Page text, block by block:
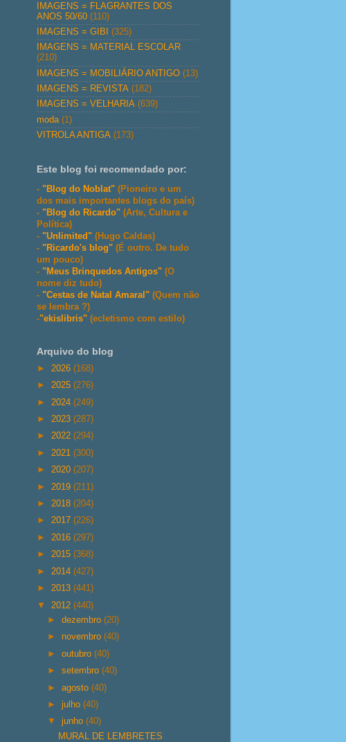
IMAGENS = FLAGRANTES DOS
ANOS 50/60 (110)
IMAGENS = GIBI
(325)
IMAGENS = MATERIAL ESCOLAR
(210)
IMAGENS = MOBILIÁRIO ANTIGO (13)
IMAGENS = REVISTA (182)
IMAGENS = VELHARIA (639)
moda (1)
VITROLA ANTIGA (173)
Este blog foi recomendado por:
- "Blog do Noblat" (Pioneiro e um
dos mais importantes blogs do país)
- "Blog do Ricardo" (Arte, Cultura e
Política)
- "Unlimited" (Hugo Caldas)
- "Ricardo's blog" (É outro. De tudo
um pouco)
- "Meus Brinquedos Antigos" (O
nome diz tudo)
- "Cestas de Natal Amaral" (Quem não
se lembra ?)
-"ekislibris" (ecletismo com estilo)
Arquivo do blog
► 2026 (168)
► 2025 (276)
► 2024 (249)
► 2023 (287)
► 2022 (294)
► 2021 (300)
► 2020 (207)
► 2019 (211)
► 2018 (204)
► 2017 (226)
► 2016 (297)
► 2015 (368)
► 2014 (427)
► 2013 (441)
▼ 2012 (440)
►dezembro(20)
► novembro(40)
►outubro(40)
►setembro(40)
►agosto(40)
►julho(40)
▼junho(40)
MURAL DE LEMBRETES